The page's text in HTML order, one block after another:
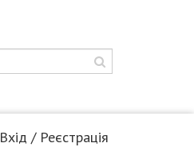
Вхід / Реєстрація